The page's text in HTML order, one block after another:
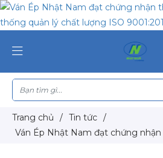
Trang chủ / Tin tức /
Ván Ép Nhật Nam đạt chứng